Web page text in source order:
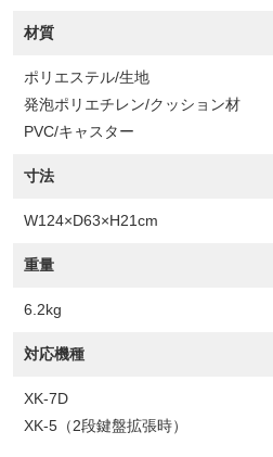
材質
ポリエステル/生地
発泡ポリエチレン/クッション材
PVC/キャスター
寸法
W124×D63×H21cm
重量
6.2kg
対応機種
XK-7D
XK-5（2段鍵盤拡張時）